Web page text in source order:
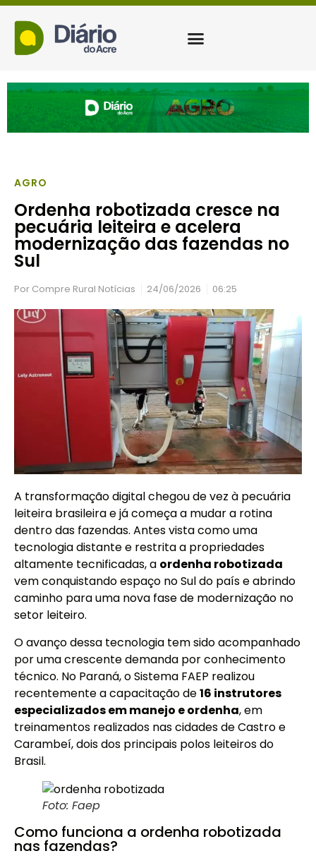
AGRO
Ordenha robotizada cresce na
pecuária leiteira e acelera
modernização das fazendas no
Sul
Por Compre Rural Notícias 24/06/2026 06:25
A transformação digital chegou de vez à pecuária
leiteira brasileira e já começa a mudar a rotina
dentro das fazendas. Antes vista como uma
tecnologia distante e restrita a propriedades
altamente tecnificadas, a ordenha robotizada
vem conquistando espaço no Sul do país e abrindo
caminho para uma nova fase de modernização no
setor leiteiro.
O avanço dessa tecnologia tem sido acompanhado
por uma crescente demanda por conhecimento
técnico. No Paraná, o Sistema FAEP realizou
recentemente a capacitação de16 instrutores
especializados em manejo e ordenha, em
treinamentos realizados nas cidades de Castro e
Carambeí, dois dos principais polos leiteiros do
Brasil.
Foto: Faep
Como funciona a ordenha robotizada
nas fazendas?